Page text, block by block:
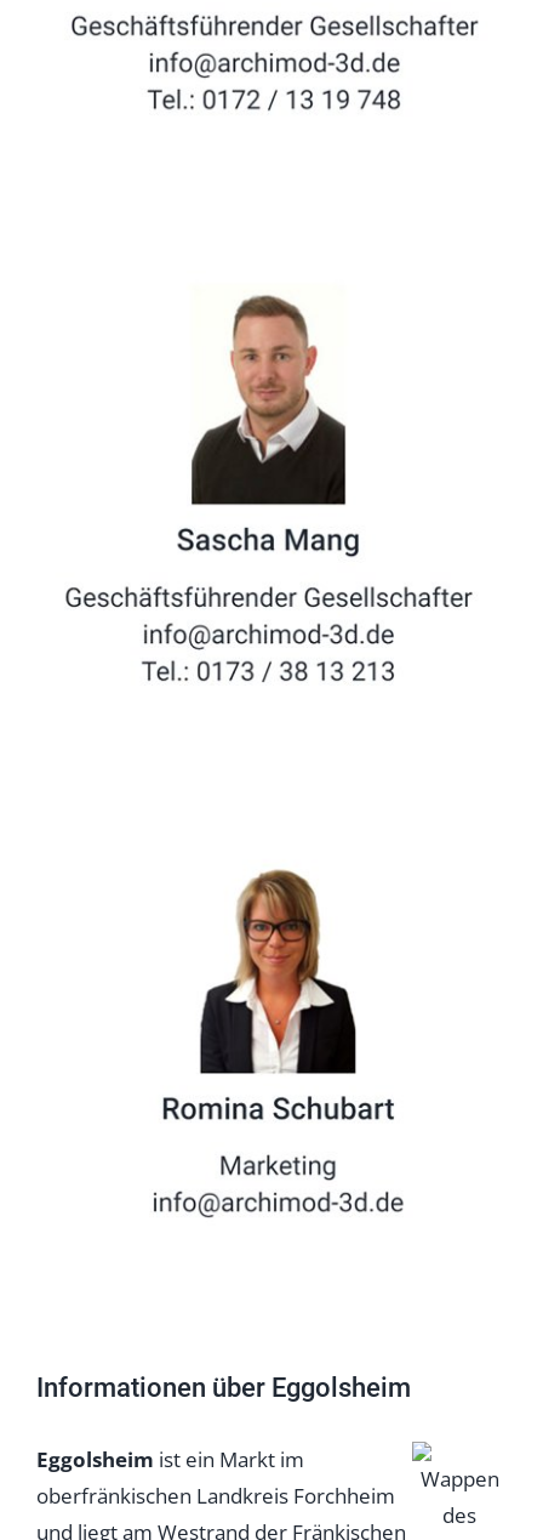
Informationen über Eggolsheim
Eggolsheim ist ein Markt im
oberfränkischen Landkreis Forchheim
und liegt am Westrand der Fränkischen